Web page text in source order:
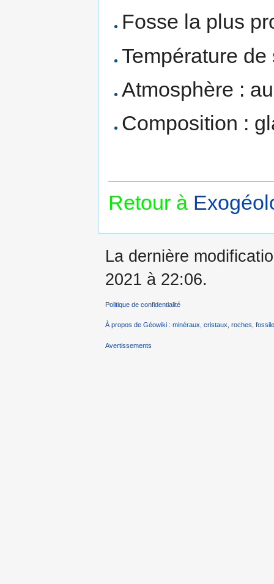
Fosse la plus
Température
Atmosphère :
Composition :
Retour à
La dernière
2021 à 22:06.
Politique de confidentialité
À propos de Géowiki : minéraux, cristaux, roches,
Avertissements